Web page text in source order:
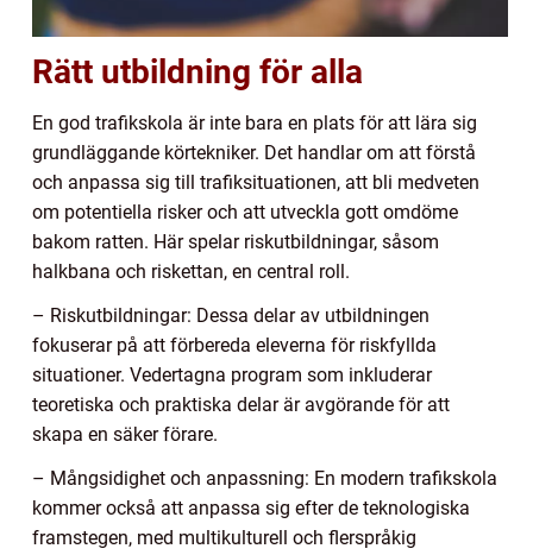
Rätt utbildning för alla
En god trafikskola är inte bara en plats för att lära sig
grundläggande körtekniker. Det handlar om att förstå
och anpassa sig till trafiksituationen, att bli medveten
om potentiella risker och att utveckla gott omdöme
bakom ratten. Här spelar riskutbildningar, såsom
halkbana och riskettan, en central roll.
– Riskutbildningar: Dessa delar av utbildningen
fokuserar på att förbereda eleverna för riskfyllda
situationer. Vedertagna program som inkluderar
teoretiska och praktiska delar är avgörande för att
skapa en säker förare.
– Mångsidighet och anpassning: En modern trafikskola
kommer också att anpassa sig efter de teknologiska
framstegen, med multikulturell och flerspråkig